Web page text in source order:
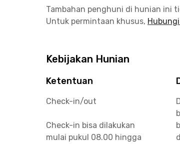
Tambahan penghuni di hunian ini
Untuk permintaan khusus,
Kebijakan Hunian
Ketentuan
Check-in/out
Check-in bisa dilakukan
mulai pukul 08.00 hingga